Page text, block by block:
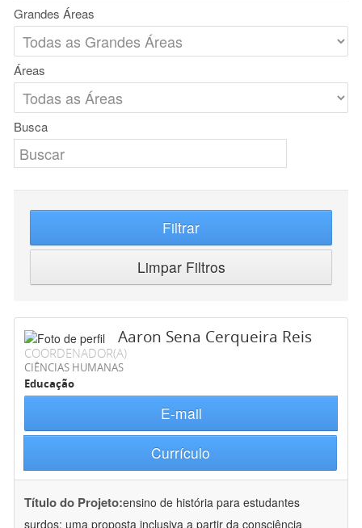
Grandes Áreas
Áreas
Busca
Filtrar
Limpar Filtros
Aaron Sena Cerqueira Reis
COORDENADOR(A)
CIÊNCIAS HUMANAS
Educação
E-mail
Currículo
Título do Projeto:ensino de história para estudantes
surdos: uma proposta inclusiva a partir da consciência